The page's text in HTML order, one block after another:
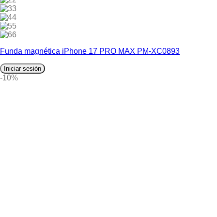
3
4
5
6
Funda magnética iPhone 17 PRO MAX PM-XC0893
Iniciar sesión
-10%